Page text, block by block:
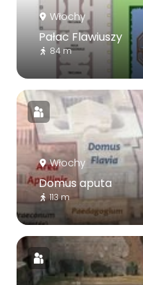
Włochy
Pałac Flawiuszy
84 m
Włochy
Domus aputa
113 m